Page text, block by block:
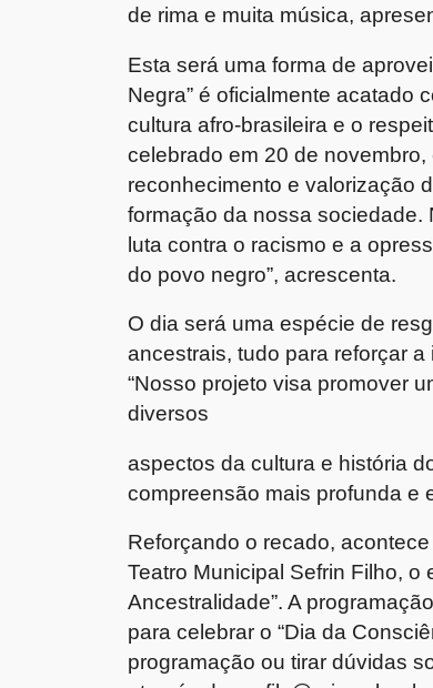
de rima e muita música,
Esta será uma forma de
Negra” é oficialmente acatado
cultura afro-brasileira e o
celebrado em 20 de
reconhecimento e valorização
formação da nossa sociedade.
luta contra o racismo e a
do povo negro”, acrescenta.
O dia será uma espécie de
ancestrais, tudo para reforçar
“Nosso projeto visa promover
diversos
aspectos da cultura e história
compreensão mais profunda e
Reforçando o recado,
Teatro Municipal Sefrin Filho,
Ancestralidade”. A
para celebrar o “Dia da
programação ou tirar dúvidas